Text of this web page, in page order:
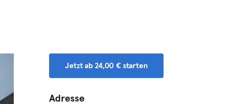
Jetzt ab 24,00 € starten
Adresse